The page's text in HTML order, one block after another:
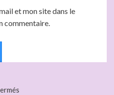
et mon site dans le
commentaire.